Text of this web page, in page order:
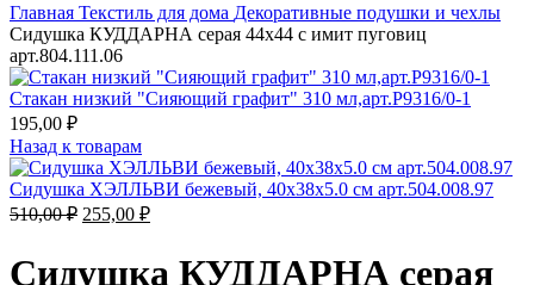
Главная Текстиль для дома Декоративные подушки и чехлы
Сидушка КУДДАРНА серая 44х44 с имит пуговиц
арт.804.111.06
Стакан низкий "Сияющий графит" 310 мл,арт.P9316/0-1
195,00 ₽
Назад к товарам
Сидушка ХЭЛЛЬВИ бежевый, 40x38x5.0 см арт.504.008.97
510,00₽ Первоначальная
510,00 ₽.
255,00 ₽Текущая
Сидушка КУДДАРНА серая